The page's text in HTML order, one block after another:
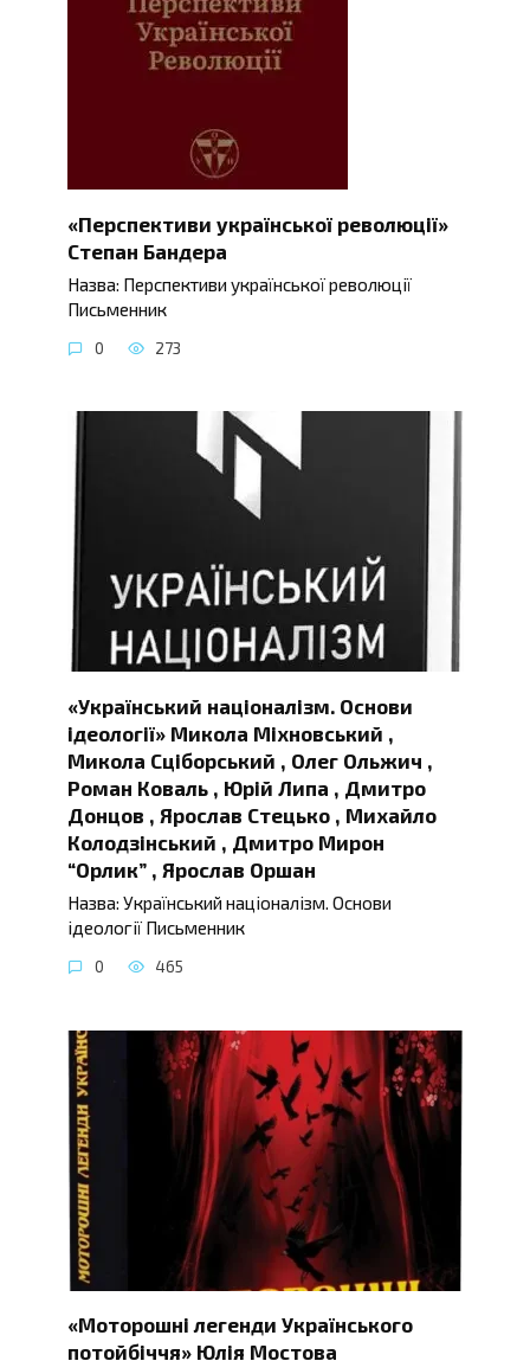
«Перспективи української революції»
Степан Бандера
Назва: Перспективи української революції
Письменник
0 273
«Український націоналізм. Основи
ідеології» Микола Міхновський ,
Микола Сціборський , Олег Ольжич ,
Роман Коваль , Юрій Липа , Дмитро
Донцов , Ярослав Стецько , Михайло
Колодзінський , Дмитро Мирон
“Орлик” , Ярослав Оршан
Назва: Український націоналізм. Основи
ідеології Письменник
0 465
«Моторошні легенди Українського
потойбіччя» Юлія Мостова